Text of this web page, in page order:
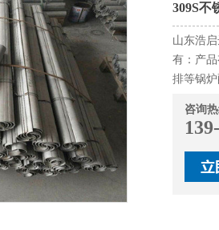
309S不
山东浩
有：产
排等锅
咨询热